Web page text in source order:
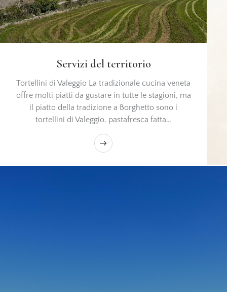
Servizi del territorio
Tortellini di Valeggio La tradizionale cucina veneta
offre molti piatti da gustare in tutte le stagioni, ma
il piatto della tradizione a Borghetto sono i
tortellini di Valeggio. pastafresca fatta…